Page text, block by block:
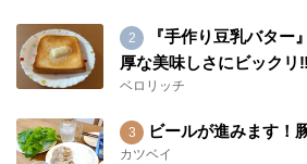
『手作り豆乳バター
厚な美味しさにビックリ‼︎
ベロリッチ
ビールが進みます！
カツベイ